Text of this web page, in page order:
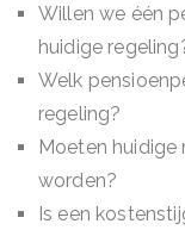
Willen we één
huidige
Welk
regeling?
Moeten
worden?
Is een